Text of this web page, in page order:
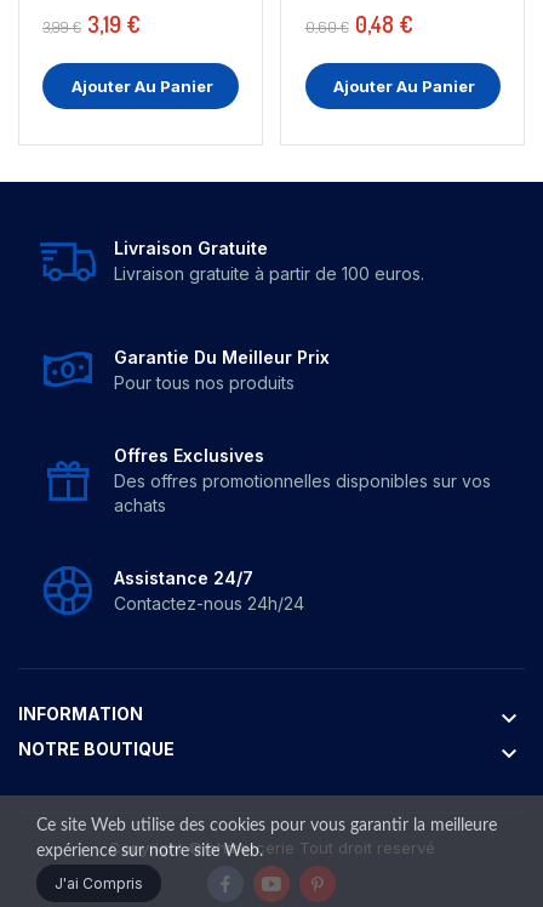
3,99 € 3,19 €
Ajouter Au Panier
0,60 € 0,48 €
Ajouter Au Panier
Livraison Gratuite
Livraison gratuite à partir de 100 euros.
Garantie Du Meilleur Prix
Pour tous nos produits
Offres Exclusives
Des offres promotionnelles disponibles sur vos
achats
Assistance 24/7
Contactez-nous 24h/24
INFORMATION keyboard_arrow_down
NOTRE BOUTIQUE keyboard_arrow_down
Copyright ©bhmercerie Tout droit reservé
Ce site Web utilise des cookies pour vous garantir la meilleure
expérience sur notre site Web.
J'ai Compris